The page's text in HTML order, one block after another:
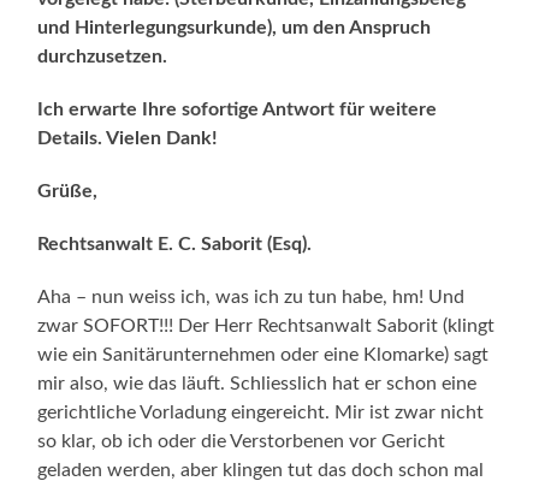
und Hinterlegungsurkunde), um den Anspruch
durchzusetzen.
Ich erwarte Ihre sofortige Antwort für weitere
Details. Vielen Dank!
Grüße,
Rechtsanwalt E. C. Saborit (Esq).
Aha – nun weiss ich, was ich zu tun habe, hm! Und
zwar SOFORT!!! Der Herr Rechtsanwalt Saborit (klingt
wie ein Sanitärunternehmen oder eine Klomarke) sagt
mir also, wie das läuft. Schliesslich hat er schon eine
gerichtliche Vorladung eingereicht. Mir ist zwar nicht
so klar, ob ich oder die Verstorbenen vor Gericht
geladen werden, aber klingen tut das doch schon mal